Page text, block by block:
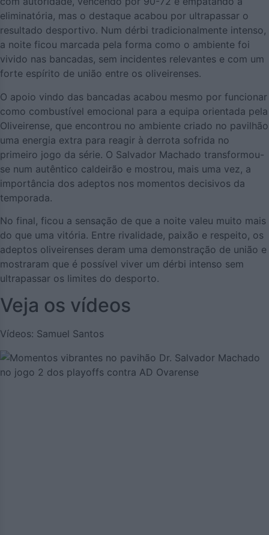
eliminatória, mas o destaque acabou por ultrapassar o
resultado desportivo. Num dérbi tradicionalmente intenso,
a noite ficou marcada pela forma como o ambiente foi
vivido nas bancadas, sem incidentes relevantes e com um
forte espírito de união entre os oliveirenses.
O apoio vindo das bancadas acabou mesmo por funcionar
como combustível emocional para a equipa orientada pela
Oliveirense, que encontrou no ambiente criado no pavilhão
uma energia extra para reagir à derrota sofrida no
primeiro jogo da série. O Salvador Machado transformou-
se num autêntico caldeirão e mostrou, mais uma vez, a
importância dos adeptos nos momentos decisivos da
temporada.
No final, ficou a sensação de que a noite valeu muito mais
do que uma vitória. Entre rivalidade, paixão e respeito, os
adeptos oliveirenses deram uma demonstração de união e
mostraram que é possível viver um dérbi intenso sem
ultrapassar os limites do desporto.
Veja os vídeos
Vídeos: Samuel Santos